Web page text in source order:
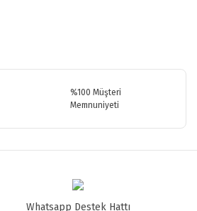
%100 Müşteri
Memnuniyeti
Whatsapp Destek Hattı